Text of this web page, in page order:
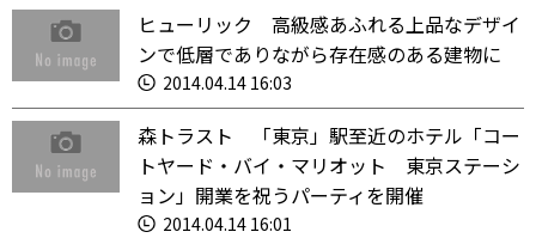
ヒューリック 高級感あふれる上品なデザイ
ンで低層でありながら存在感のある建物に
2014.04.14 16:03
森トラスト 「東京」駅至近のホテル「コー
トヤード・バイ・マリオット 東京ステーシ
ョン」開業を祝うパーティを開催
2014.04.14 16:01